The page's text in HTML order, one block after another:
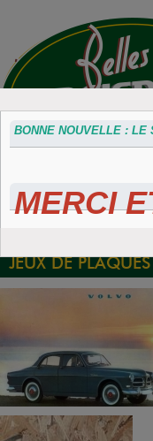
Accessoires
divers
Plaques
Maillefaud
BONNE NOUVELLE : LE
MERCI
JEUX DE